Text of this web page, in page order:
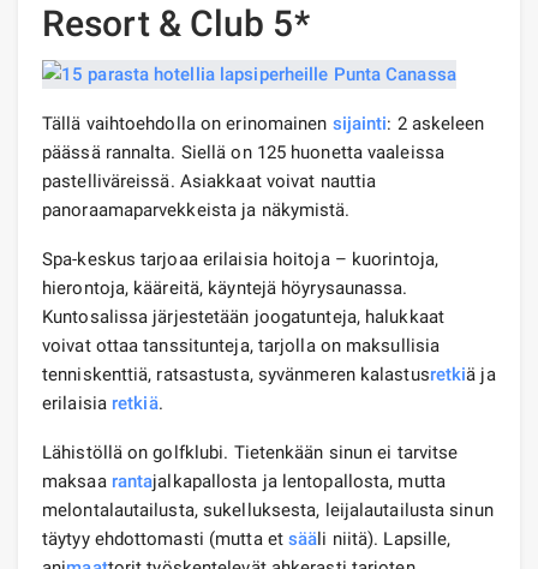
Resort & Club 5*
Tällä vaihtoehdolla on erinomainen sijainti: 2 askeleen
päässä rannalta. Siellä on 125 huonetta vaaleissa
pastelliväreissä. Asiakkaat voivat nauttia
panoraamaparvekkeista ja näkymistä.
Spa-keskus tarjoaa erilaisia ​​hoitoja – kuorintoja,
hierontoja, kääreitä, käyntejä höyrysaunassa.
Kuntosalissa järjestetään joogatunteja, halukkaat
voivat ottaa tanssitunteja, tarjolla on maksullisia
tenniskenttiä, ratsastusta, syvänmeren kalastusretkiä ja
erilaisia ​​ retkiä.
Lähistöllä on golfklubi. Tietenkään sinun ei tarvitse
maksaa rantajalkapallosta ja lentopallosta, mutta
melontalautailusta, sukelluksesta, leijalautailusta sinun
täytyy ehdottomasti (mutta etsääli niitä). Lapsille,